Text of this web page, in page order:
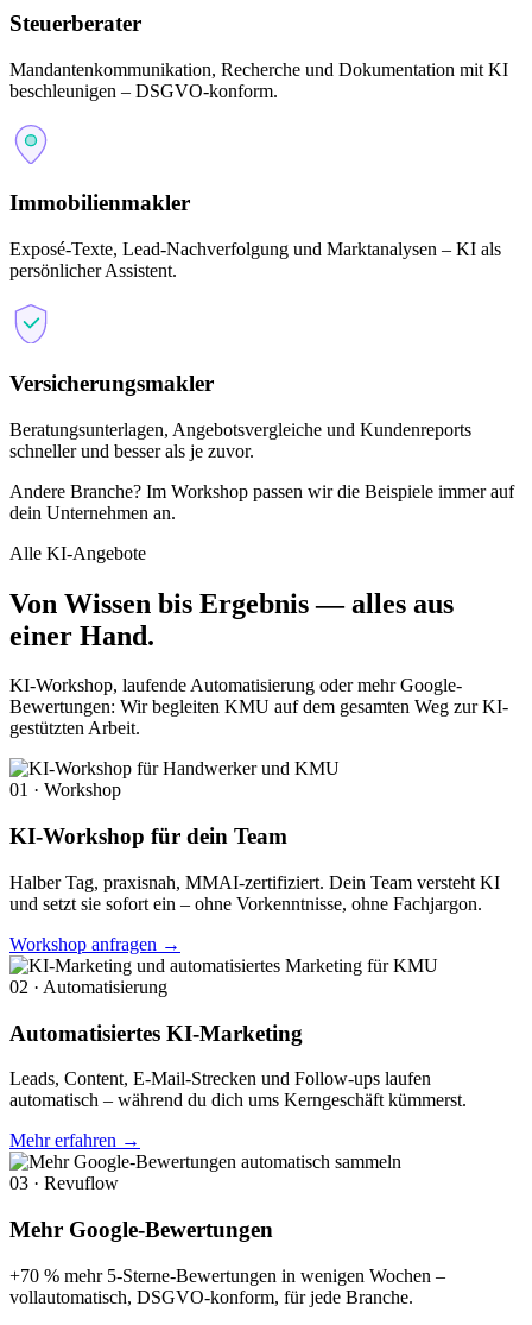
Steuerberater
Mandantenkommunikation, Recherche und Dokumentation mit KI
beschleunigen – DSGVO-konform.
Immobilienmakler
Exposé-Texte, Lead-Nachverfolgung und Marktanalysen – KI als
persönlicher Assistent.
Versicherungsmakler
Beratungsunterlagen, Angebotsvergleiche und Kundenreports
schneller und besser als je zuvor.
Andere Branche? Im Workshop passen wir die Beispiele immer auf
dein Unternehmen an.
Alle KI-Angebote
Von Wissen bis Ergebnis —alles aus
einer Hand.
KI-Workshop, laufende Automatisierung oder mehr Google-
Bewertungen: Wir begleiten KMU auf dem gesamten Weg zur KI-
gestützten Arbeit.
01 · Workshop
KI-Workshop für dein Team
Halber Tag, praxisnah, MMAI-zertifiziert. Dein Team versteht KI
und setzt sie sofort ein – ohne Vorkenntnisse, ohne Fachjargon.
Workshop anfragen →
02 · Automatisierung
Automatisiertes KI-Marketing
Leads, Content, E-Mail-Strecken und Follow-ups laufen
automatisch – während du dich ums Kerngeschäft kümmerst.
Mehr erfahren →
03 · Revuflow
Mehr Google-Bewertungen
+70 % mehr 5-Sterne-Bewertungen in wenigen Wochen –
vollautomatisch, DSGVO-konform, für jede Branche.